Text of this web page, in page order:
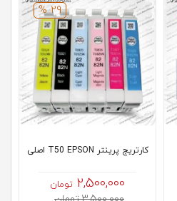
29 %
کارتریج پرینتر T50 EPSON اصلی
2,500,000 تومان